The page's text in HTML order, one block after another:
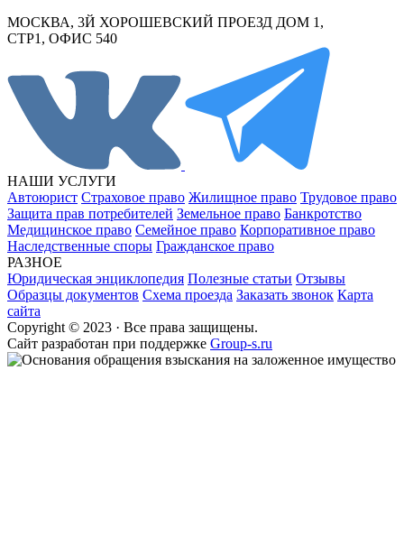
МОСКВА, 3Й ХОРОШЕВСКИЙ ПРОЕЗД ДОМ 1,
СТР1, ОФИС 540
НАШИ УСЛУГИ
Автоюрист Страховое право Жилищное право Трудовое право
Защита прав потребителей Земельное право Банкротство
Медицинское право Семейное право Корпоративное право
Наследственные споры Гражданское право
РАЗНОЕ
Юридическая энциклопедия Полезные статьи Отзывы
Образцы документов Схема проезда Заказать звонок Карта
сайта
Copyright © 2023 · Все права защищены.
Cайт разработан при поддержке Group-s.ru